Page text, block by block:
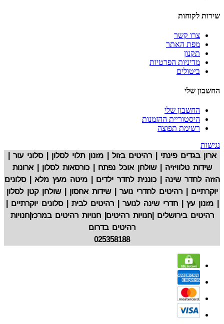
שירות לקוחות
צרו קשר
מפת האתר
תקנון
מדיניות הפרטיות
ביטולים
החשבון שלי
החשבון שלי
היסטוריית ההזמנות
רשימת תפוצה
נגישות
ארון בגדים פינתי | רהיטים בזול | מזנון תלוי לסלון | סלוני עור |
שידות טלוויזיה | שולחן אוכל נפתח | כורסאות לסלון | ארונות
הזזה לחדר שינה | כוננית לחדר ילדים | מיטה מעץ מלא | סלונים
יוקרתיים | רהיטים לחדרי נוער | שידות אחסון | שולחן קטן לסלון
| מזנון עץ | חדרי שינה לנוער | רהיטים לבית | סלונים יוקרתיים |
רהיטים בירושלים |חנויות רהיטים| חנויות רהיטים במרכז|חנויות
רהיטים בדרום
025358188